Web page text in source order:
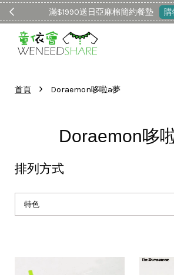
滿$1990送日亞麻棉簡約餐墊 購
首頁 › Doraemon哆啦a夢
Doraemon哆
排列方式
您的購物車目前還是
繼續購物